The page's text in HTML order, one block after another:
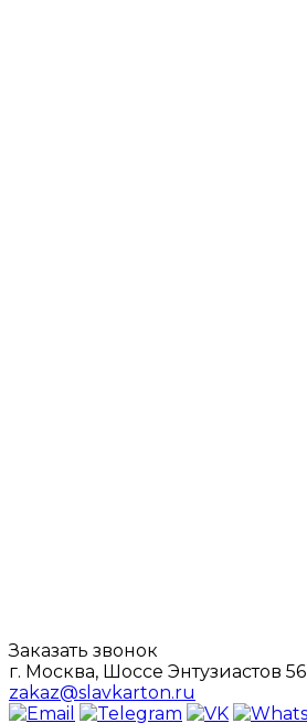
Заказать звонок
г. Москва, Шоссе Энтузиастов 56
zakaz@slavkarton.ru